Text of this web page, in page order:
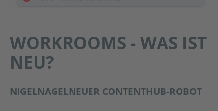
WORKROOMS - WAS IST
NEU?
NIGELNAGELNEUER CONTENTHUB-ROBOT